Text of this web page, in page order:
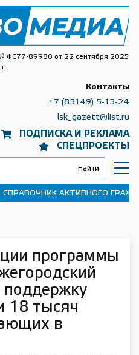
ФС77-89980 от 22 сентября 2025
г.
ПОДПИСКА И РЕКЛАМА
СПЕЦПРОЕКТЫ
Контакты
+7 (83149) 5-13-24
lsk_gazett@list.ru
СПРАВОЧНИК АКТИВНОГО
программы
поддержку
18 тысяч
в